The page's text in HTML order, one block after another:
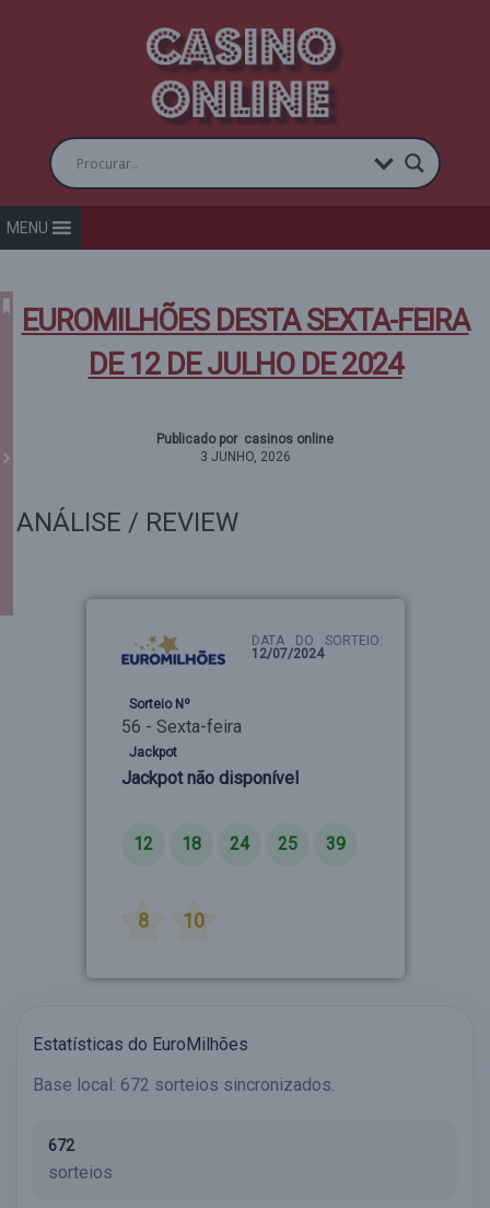
MENU
EUROMILHÕES DESTA SEXTA-FEIRA
DE 12 DE JULHO DE 2024
Publicado por casinos online
3 JUNHO, 2026
ANÁLISE / REVIEW
DATA DO SORTEIO:
12/07/2024
Sorteio Nº
56 - Sexta-feira
Jackpot
Jackpot não disponível
12 18 24 25 39
8 10
Estatísticas do EuroMilhões
Base local: 672 sorteios sincronizados.
672
sorteios